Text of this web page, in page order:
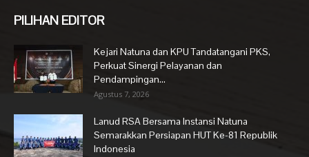
PILIHAN EDITOR
Kejari Natuna dan KPU Tandatangani PKS,
Perkuat Sinergi Pelayanan dan
Pendampingan...
Agustus 7, 2026
Lanud RSA Bersama Instansi Natuna
Semarakkan Persiapan HUT Ke-81 Republik
Indonesia